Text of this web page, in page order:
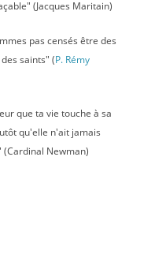
(Jacques Maritain)
pas censés être des
saints" (P. Rémy
que ta vie touche à sa
qu'elle n'ait jamais
(Cardinal Newman)